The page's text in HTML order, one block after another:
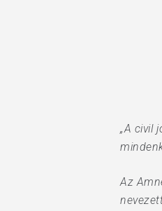
„A civil
Az